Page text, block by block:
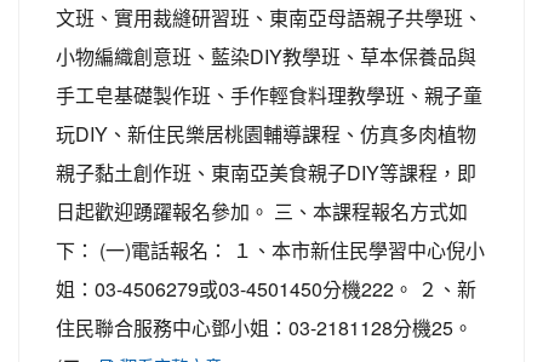
文班、實用裁縫研習班、東南亞母語親子共學班、
小物編織創意班、藍染DIY教學班、草本保養品與
手工皂基礎製作班、手作輕食料理教學班、親子童
玩DIY、新住民樂居桃園輔導課程、仿真多肉植物
親子黏土創作班、東南亞美食親子DIY等課程，即
日起歡迎踴躍報名參加。 三、本課程報名方式如
下： (一)電話報名： １、本市新住民學習中心倪小
姐：03-4506279或03-4501450分機222。 ２、新
住民聯合服務中心鄧小姐：03-2181128分機25。